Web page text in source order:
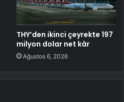
THY’den ikinci çeyrekte 197
milyon dolar net kâr
Ağustos 6, 2026